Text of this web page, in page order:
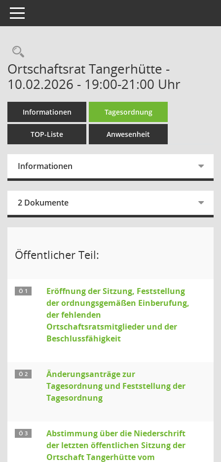
Toggle navigation
Rechercheauswahl
Ortschaftsrat Tangerhütte -
10.02.2026 - 19:00-21:00 Uhr
Informationen Tagesordnung
TOP-Liste Anwesenheit
Informationen
2 Dokumente
Öffentlicher Teil:
Ö 1
Eröffnung der Sitzung, Feststellung
der ordnungsgemäßen Einberufung,
der fehlenden
Ortschaftsratsmitglieder und der
Beschlussfähigkeit
Ö 2
Änderungsanträge zur
Tagesordnung und Feststellung der
Tagesordnung
Ö 3
Abstimmung über die Niederschrift
der letzten öffentlichen Sitzung der
Ortschaft Tangerhütte vom